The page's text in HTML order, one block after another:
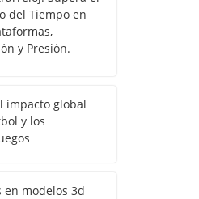
del Tiempo en
y Presión.
impacto global
y los
en modelos 3d